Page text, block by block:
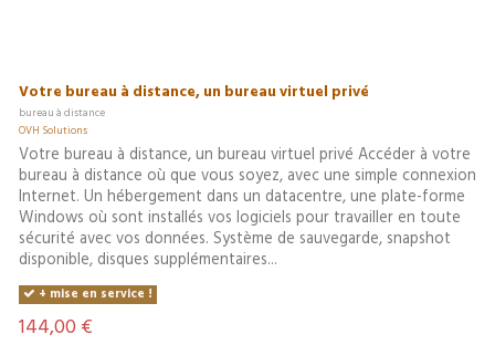
Votre bureau à distance, un bureau virtuel privé
bureau à distance
OVH Solutions
Votre bureau à distance, un bureau virtuel privé Accéder à votre
bureau à distance où que vous soyez, avec une simple connexion
Internet. Un hébergement dans un datacentre, une plate-forme
Windows où sont installés vos logiciels pour travailler en toute
sécurité avec vos données. Système de sauvegarde, snapshot
disponible, disques supplémentaires...
+ mise en service !
144,00 €